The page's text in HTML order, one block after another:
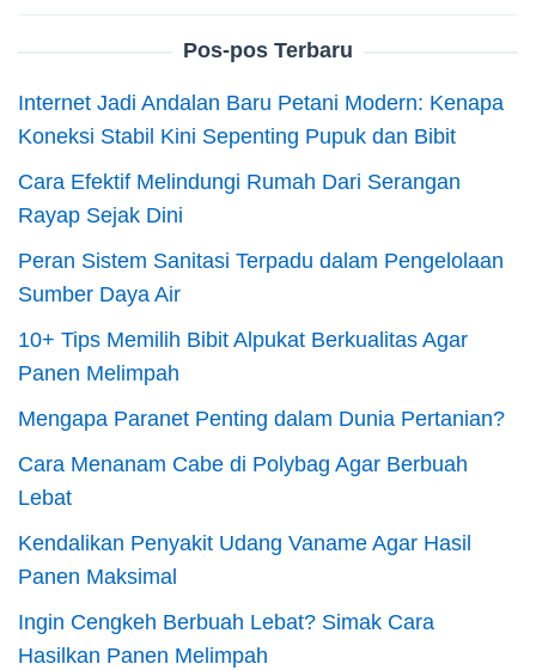
Pos-pos Terbaru
Internet Jadi Andalan Baru Petani Modern: Kenapa
Koneksi Stabil Kini Sepenting Pupuk dan Bibit
Cara Efektif Melindungi Rumah Dari Serangan
Rayap Sejak Dini
Peran Sistem Sanitasi Terpadu dalam Pengelolaan
Sumber Daya Air
10+ Tips Memilih Bibit Alpukat Berkualitas Agar
Panen Melimpah
Mengapa Paranet Penting dalam Dunia Pertanian?
Cara Menanam Cabe di Polybag Agar Berbuah
Lebat
Kendalikan Penyakit Udang Vaname Agar Hasil
Panen Maksimal
Ingin Cengkeh Berbuah Lebat? Simak Cara
Hasilkan Panen Melimpah